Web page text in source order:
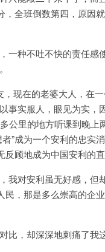
，全班倒数第四，原因
一种不吐不快的责任
现在的老婆大人，在
事实服人，眼见为实
公里的地方听课到晚
”成为一个安利的忠实
反顾地成为中国安利的
我对安利虽无好感，但
民，那是多么崇高的
比，却深深地刺痛了我